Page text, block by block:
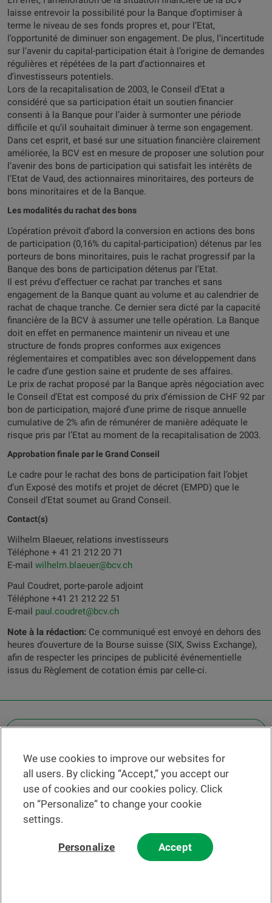
laisse entrevoir la possibilité pour la Banque d’optimiser à
terme le niveau de ses fonds propres et, pour l’Etat,
l’opportunité de diminuer son engagement. De plus, l’incertitude
sur l’avenir du capital-participation était à l’origine de demandes
régulières et répétées de la part d’actionnaires et
d’investisseurs potentiels.
Lors de la recapitalisation de 2003, le Conseil d’Etat a
considéré que sa participation était un soutien financier
consenti à la Banque pour l’aider à surmonter une période
difficile et qu’il souhaitait diminuer à terme son engagement.
Dans cet esprit, et basé sur une situation financière clairement
améliorée, la BCV est en mesure de proposer une solution pour
l’avenir des bons de participation qui satisfait les intérêts de
l’Etat de Vaud, des actionnaires minoritaires, des porteurs de
bons minoritaires et de la Banque.
Les modalités du rachat des bons
L’opération prévoit d’abord la conversion en actions des bons
de participation (0,16% du capital-participation) détenus par les
porteurs de bons minoritaires, puis le rachat progressif par la
Banque des bons de participation détenus par l’Etat.
Il est prévu d’effectuer ce rachat par tranches et sans
engagement de la Banque quant au volume et au calendrier de
rachat de chaque tranche. Ce dernier sera dicté par la capacité
financière de la BCV à assumer une telle opération. La Banque
doit en effet en permanence maintenir un niveau et une
structure de fonds propres conformes aux exigences
réglementaires et compatibles avec son développement dans
le cadre d’une gestion saine et prudente de ses affaires.
Le prix de rachat proposé par la Banque après négociation avec
le Conseil d’Etat est composé du prix d’émission de CHF 92 par
bon de participation, majoré d’une prime de risque annuelle
cumulative de 2% afin de rémunérer de manière adéquate le
risque pris par l’Etat au moment de la recapitalisation de 2003.
Approbation finale par le Grand Conseil
Le cadre pour le rachat des bons de participation fait l’objet
d’un Exposé des motifs et projet de décret (EMPD) que le
Conseil d’Etat soumet au Grand Conseil.
Contact(s)
Wilhelm Blaeuer, relations investisseurs
Téléphone + 41 21 212 20 71
E-mail wilhelm.blaeuer@bcv.ch
Paul Coudret, porte-parole adjoint
Téléphone +41 21 212 22 51
E-mail paul.coudret@bcv.ch
Note à la rédaction: Ce communiqué est envoyé en dehors des
heures d’ouverture de la Bourse suisse (SIX, Swiss Exchange),
afin de respecter les principes de publicité événementielle
issus du Règlement de cotation émis par celle-ci.
Find a branch
Help and contact
News
We use cookies to improve our websites for
all users. By clicking “Accept,” you accept our
use of cookies and our cookies policy. Click
on “Personalize” to change your cookie
settings.
Personalize Accept